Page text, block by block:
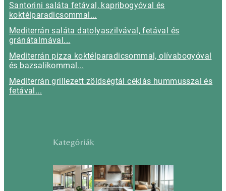
Santorini saláta fetával, kapribogyóval és
koktélparadicsommal...
Mediterrán saláta datolyaszilvával, fetával és
gránátalmával...
Mediterrán pizza koktélparadicsommal, olívabogyóval
és bazsalikommal...
Mediterrán grillezett zöldségtál céklás hummusszal és
fetával...
Kategóriák